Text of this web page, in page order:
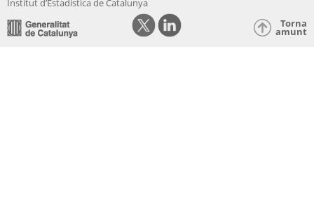
Institut d’Estadística de Catalunya
Torna
amunt